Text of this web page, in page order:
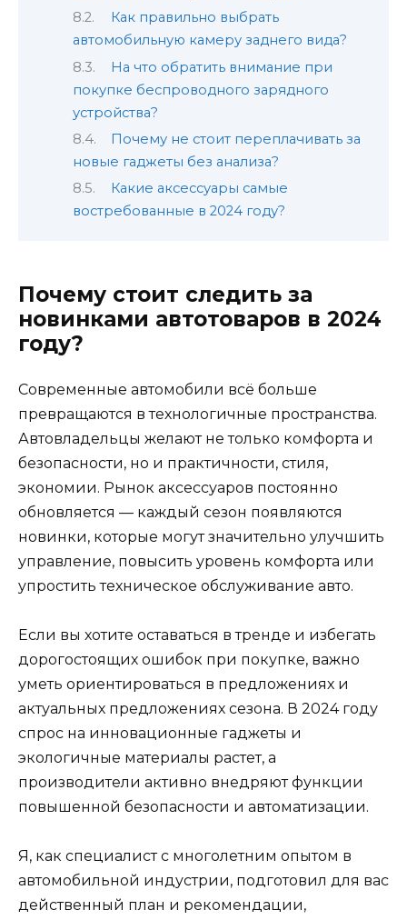
Как правильно выбрать
автомобильную камеру заднего вида?
На что обратить внимание при
покупке беспроводного зарядного
устройства?
Почему не стоит переплачивать за
новые гаджеты без анализа?
Какие аксессуары самые
востребованные в 2024 году?
Почему стоит следить за
новинками автотоваров в 2024
году?
Современные автомобили всё больше
превращаются в технологичные пространства.
Автовладельцы желают не только комфорта и
безопасности, но и практичности, стиля,
экономии. Рынок аксессуаров постоянно
обновляется — каждый сезон появляются
новинки, которые могут значительно улучшить
управление, повысить уровень комфорта или
упростить техническое обслуживание авто.
Если вы хотите оставаться в тренде и избегать
дорогостоящих ошибок при покупке, важно
уметь ориентироваться в предложениях и
актуальных предложениях сезона. В 2024 году
спрос на инновационные гаджеты и
экологичные материалы растет, а
производители активно внедряют функции
повышенной безопасности и автоматизации.
Я, как специалист с многолетним опытом в
автомобильной индустрии, подготовил для вас
действенный план и рекомендации,